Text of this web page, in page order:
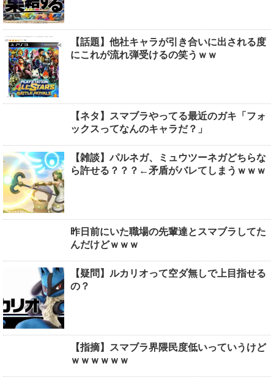
【話題】他社キャラが引き合いに出される度
にこれが流れ弾受けるの笑うｗｗ
【ネタ】スマブラやってる最近のガキ「フォ
ックスってなんのキャラだ？」
【雑談】パルネガ、ミュウツーネガどちらな
ら許せる？？？←矛盾がバレてしまうｗｗｗ
昨日前にいた職場の先輩達とスマブラしてた
んだけどｗｗｗ
【疑問】ルカリオって空ダ無しで上目指せる
の？
【指摘】スマブラ界隈民度低いっていうけど
ｗｗｗｗｗｗ